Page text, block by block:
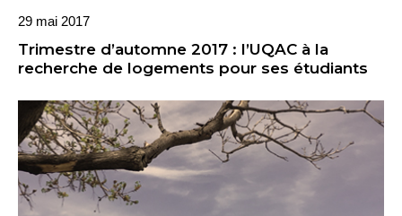
29 mai 2017
Trimestre d’automne 2017 : l’UQAC à la
recherche de logements pour ses étudiants